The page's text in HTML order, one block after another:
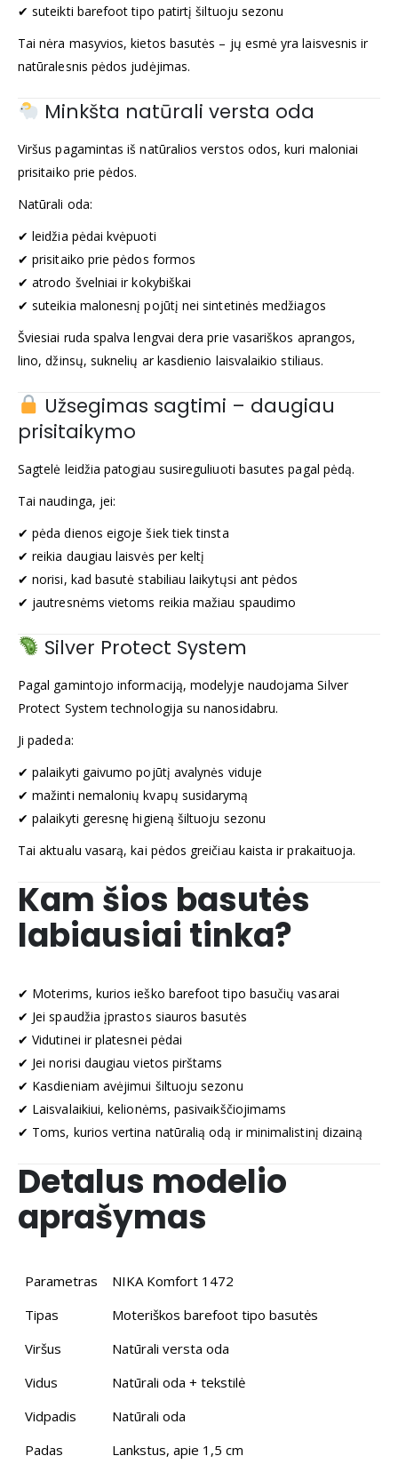
✔ suteikti barefoot tipo patirtį šiltuoju sezonu
Tai nėra masyvios, kietos basutės – jų esmė yra laisvesnis ir
natūralesnis pėdos judėjimas.
Minkšta natūrali versta oda
Viršus pagamintas iš natūralios verstos odos, kuri maloniai
prisitaiko prie pėdos.
Natūrali oda:
✔ leidžia pėdai kvėpuoti
✔ prisitaiko prie pėdos formos
✔ atrodo švelniai ir kokybiškai
✔ suteikia malonesnį pojūtį nei sintetinės medžiagos
Šviesiai ruda spalva lengvai dera prie vasariškos aprangos,
lino, džinsų, suknelių ar kasdienio laisvalaikio stiliaus.
Užsegimas sagtimi – daugiau
prisitaikymo
Sagtelė leidžia patogiau susireguliuoti basutes pagal pėdą.
Tai naudinga, jei:
✔ pėda dienos eigoje šiek tiek tinsta
✔ reikia daugiau laisvės per keltį
✔ norisi, kad basutė stabiliau laikytųsi ant pėdos
✔ jautresnėms vietoms reikia mažiau spaudimo
Silver Protect System
Pagal gamintojo informaciją, modelyje naudojama Silver
Protect System technologija su nanosidabru.
Ji padeda:
✔ palaikyti gaivumo pojūtį avalynės viduje
✔ mažinti nemalonių kvapų susidarymą
✔ palaikyti geresnę higieną šiltuoju sezonu
Tai aktualu vasarą, kai pėdos greičiau kaista ir prakaituoja.
Kam šios basutės
labiausiai tinka?
✔ Moterims, kurios ieško barefoot tipo basučių vasarai
✔ Jei spaudžia įprastos siauros basutės
✔ Vidutinei ir platesnei pėdai
✔ Jei norisi daugiau vietos pirštams
✔ Kasdieniam avėjimui šiltuoju sezonu
✔ Laisvalaikiui, kelionėms, pasivaikščiojimams
✔ Toms, kurios vertina natūralią odą ir minimalistinį dizainą
Detalus modelio
aprašymas
Parametras
NIKA Komfort 1472
Tipas
Moteriškos barefoot tipo basutės
Viršus
Natūrali versta oda
Vidus
Natūrali oda + tekstilė
Vidpadis
Natūrali oda
Padas
Lankstus, apie 1,5 cm